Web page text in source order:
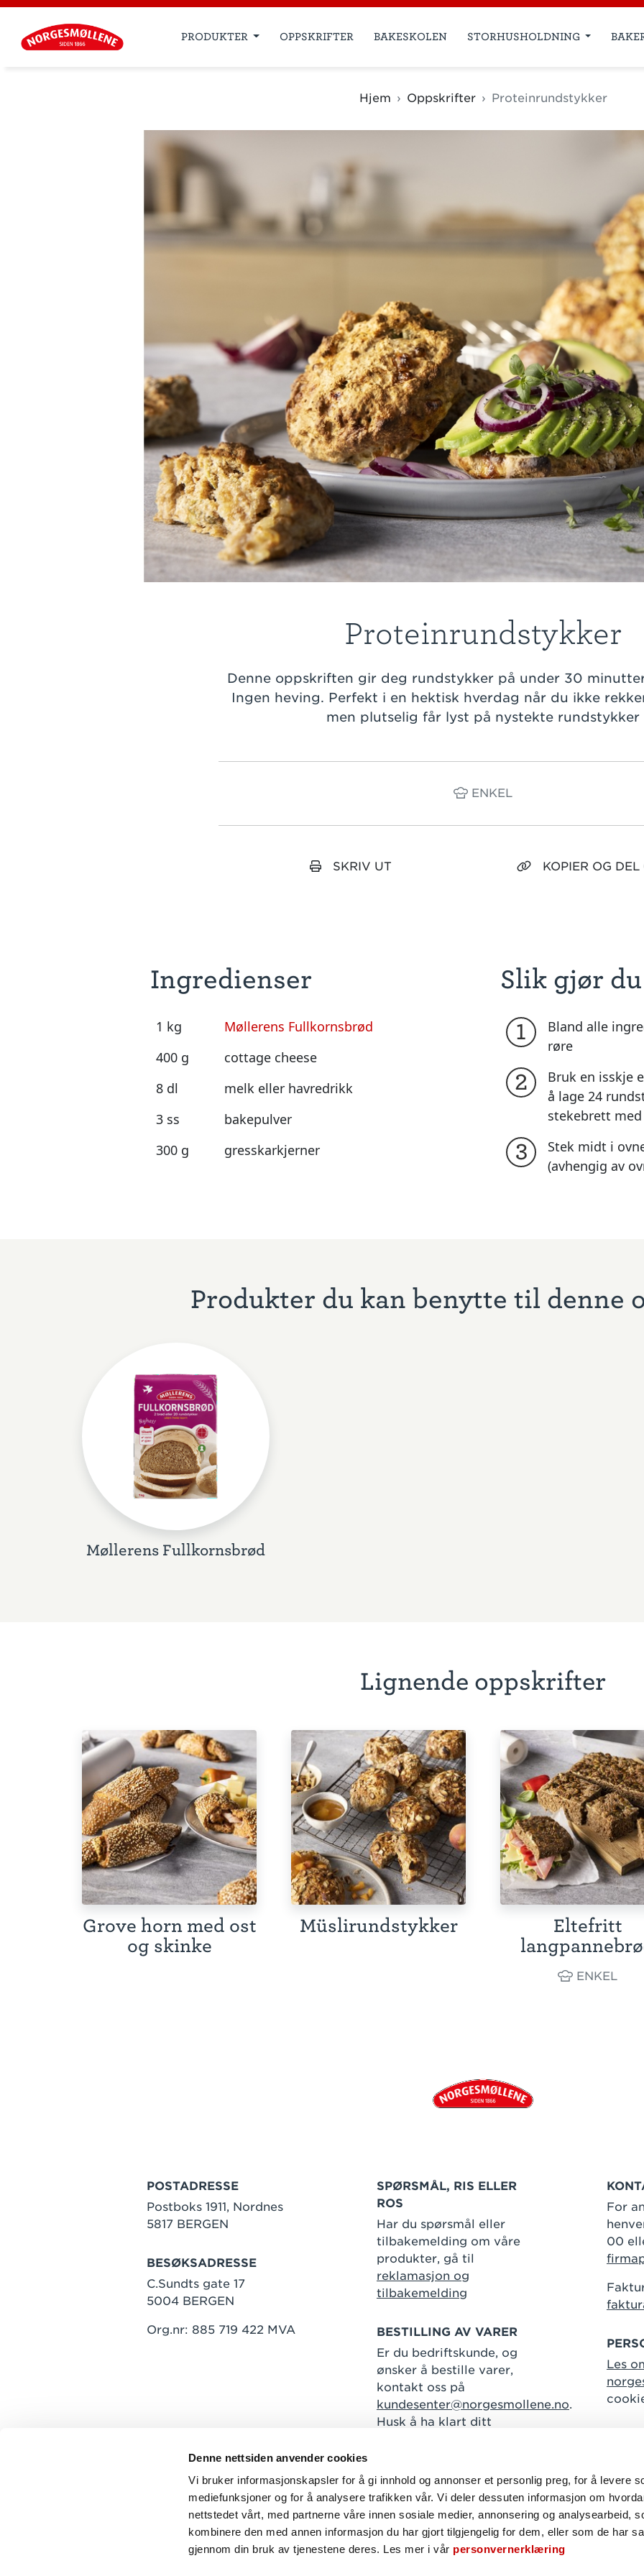
Denne nettsiden anvender cookies
Vi bruker informasjonskapsler for å gi innhold og annonser et personlig preg, for å levere
mediefunksjoner og for å analysere trafikken vår. Vi deler dessuten informasjon om
nettstedet vårt, med partnerne våre innen sosiale medier, annonsering og analysearbeid,
kombinere den med annen informasjon du har gjort tilgjengelig for dem, eller som de har
gjennom din bruk av tjenestene deres. Les mer i vår personvernerklæring
PRODUKTER OPPSKRIFTER BAKESKOLEN STORHUSHOLDNING
Hjem Oppskrifter Proteinrundstykker
Proteinrundstykker
Denne oppskriften gir deg rundstykker på under 30
Ingen heving. Perfekt i en hektisk hverdag når du ikke
men plutselig får lyst på nystekte rundstykker
ENKEL
SKRIV UT KOPIER OG DEL
Ingredienser
1 kg
Møllerens Fullkornsbrød
400 g
cottage cheese
8 dl
melk eller havredrikk
3 ss
bakepulver
300 g
gresskarkjerner
Slik gjør du
1
Bland alle
røre
2
Bruk en isskje
å lage 24
stekebrett
3
Stek midt i
(avhengig av
Produkter du kan benytte til denne
Møllerens Fullkornsbrød
Lignende oppskrifter
Grove horn med ost
og skinke
Müslirundstykker
Eltefritt
ENKEL
POSTADRESSE
Postboks 1911, Nordnes
5817 BERGEN
BESØKSADRESSE
C.Sundts gate 17
5004 BERGEN
Org.nr: 885 719 422 MVA
SPØRSMÅL, RIS ELLER
ROS
Har du spørsmål eller
tilbakemelding om våre
produkter, gå til
reklamasjon og
tilbakemelding
BESTILLING AV VARER
Er du bedriftskunde, og
ønsker å bestille varer,
kontakt oss på
kundesenter@norgesmollene.no.
Husk å ha klart ditt
For
00
Les
Følg oss
FacebookInstagramLinkedin